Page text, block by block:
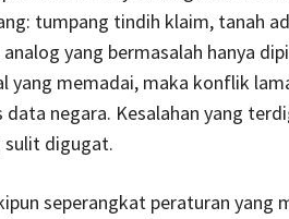
tumpang tindih klaim, tanah
yang bermasalah hanya
yang memadai, maka konflik
data negara. Kesalahan yang
sulit digugat.
seperangkat peraturan